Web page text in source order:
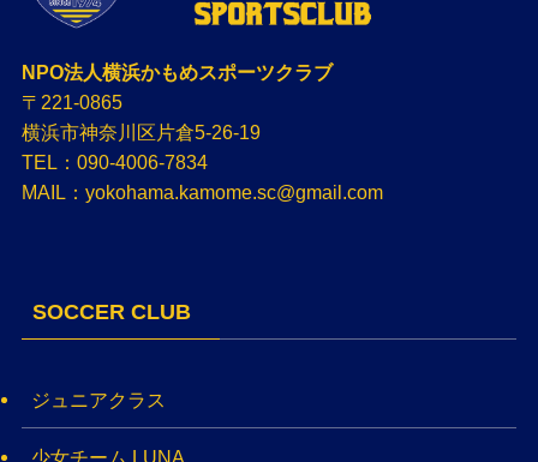
NPO法人横浜かもめスポーツクラブ
〒221-0865
横浜市神奈川区片倉5-26-19
TEL：090-4006-7834
MAIL：yokohama.kamome.sc@gmail.com
SOCCER CLUB
ジュニアクラス
少女チーム LUNA